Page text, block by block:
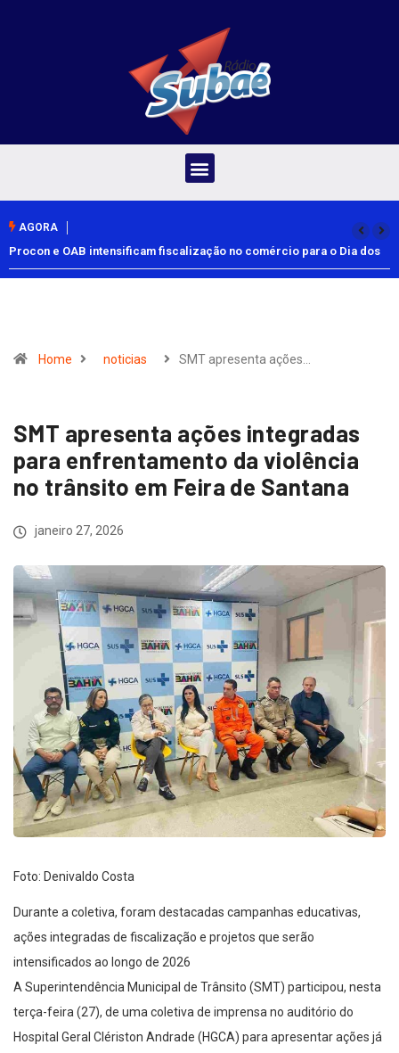
AGORA
Procon e OAB intensificam fiscalização no comércio para o Dia dos
Pais
Home noticias SMT apresenta ações…
SMT apresenta ações integradas
para enfrentamento da violência
no trânsito em Feira de Santana
janeiro 27, 2026
Foto: Denivaldo Costa
Durante a coletiva, foram destacadas campanhas educativas,
ações integradas de fiscalização e projetos que serão
intensificados ao longo de 2026
A Superintendência Municipal de Trânsito (SMT) participou, nesta
terça-feira (27), de uma coletiva de imprensa no auditório do
Hospital Geral Clériston Andrade (HGCA) para apresentar ações já